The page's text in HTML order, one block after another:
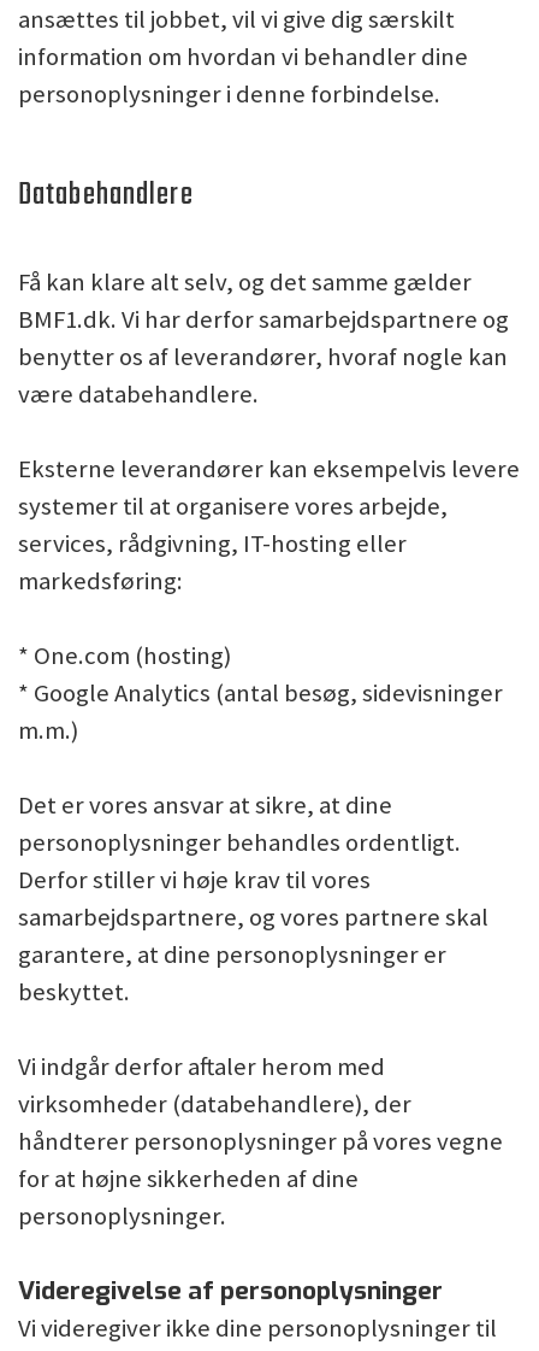
ansættes til jobbet, vil vi give dig særskilt
information om hvordan vi behandler dine
personoplysninger i denne forbindelse.
Databehandlere
Få kan klare alt selv, og det samme gælder
BMF1.dk. Vi har derfor samarbejdspartnere og
benytter os af leverandører, hvoraf nogle kan
være databehandlere.
Eksterne leverandører kan eksempelvis levere
systemer til at organisere vores arbejde,
services, rådgivning, IT-hosting eller
markedsføring:
* One.com (hosting)
* Google Analytics (antal besøg, sidevisninger
m.m.)
Det er vores ansvar at sikre, at dine
personoplysninger behandles ordentligt.
Derfor stiller vi høje krav til vores
samarbejdspartnere, og vores partnere skal
garantere, at dine personoplysninger er
beskyttet.
Vi indgår derfor aftaler herom med
virksomheder (databehandlere), der
håndterer personoplysninger på vores vegne
for at højne sikkerheden af dine
personoplysninger.
Videregivelse af personoplysninger
Vi videregiver ikke dine personoplysninger til